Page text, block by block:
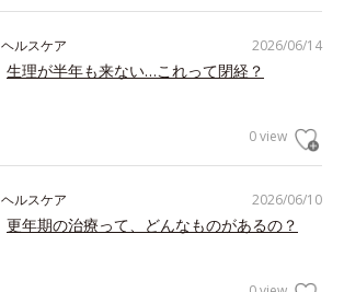
2026/06/14
ヘルスケア
生理が半年も来ない…これって閉経？
0 view
2026/06/10
ヘルスケア
更年期の治療って、どんなものがあるの？